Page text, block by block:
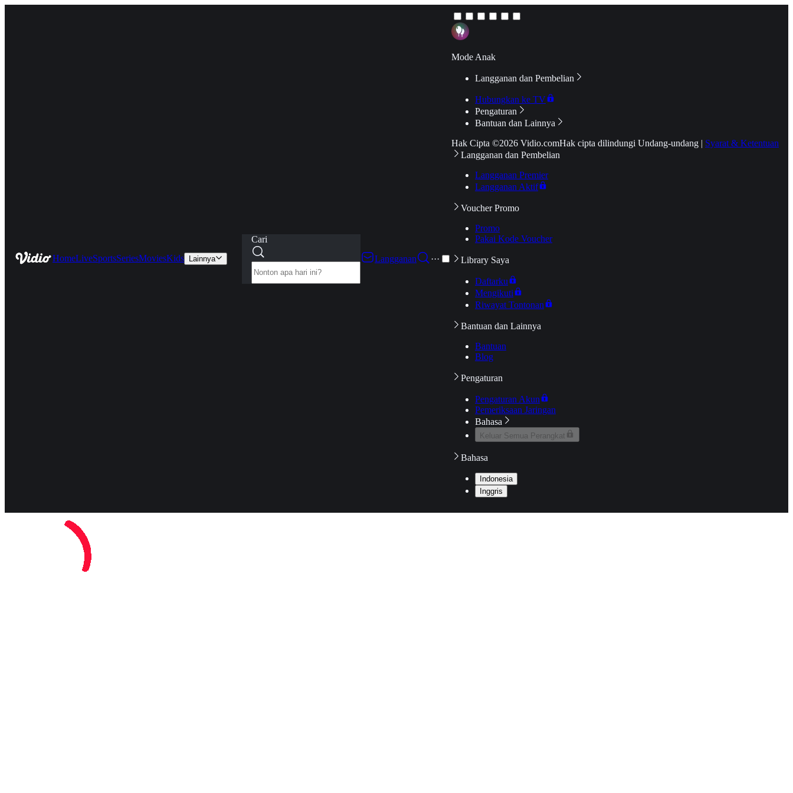
HomeLiveSportsSeriesMoviesKids Lainnya
Cari
Langganan
···
Mode Anak
Langganan dan Pembelian
Hubungkan ke TV
Pengaturan
Bantuan dan Lainnya
Hak Cipta ©2026 Vidio.comHak cipta dilindungi Undang-undang | Syarat & Ketentuan
Langganan dan Pembelian
Langganan Premier
Langganan Aktif
Voucher Promo
Promo
Pakai Kode Voucher
Library Saya
Daftarku
Mengikuti
Riwayat Tontonan
Bantuan dan Lainnya
Bantuan
Blog
Pengaturan
Pengaturan Akun
Pemeriksaan Jaringan
Bahasa
Keluar Semua Perangkat
Bahasa
Indonesia
Inggris